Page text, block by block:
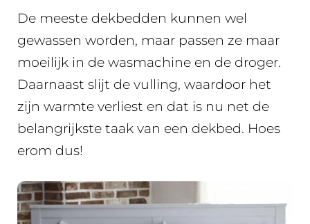
De meeste dekbedden kunnen wel
gewassen worden, maar passen ze maar
moeilijk in de wasmachine en de droger.
Daarnaast slijt de vulling, waardoor het
zijn warmte verliest en dat is nu net de
belangrijkste taak van een dekbed. Hoes
erom dus!